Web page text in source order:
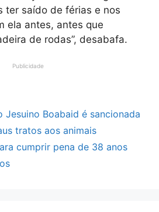
ter saído de férias e nos
ela antes, antes que
de rodas”, desabafa.
Publicidade
Jesuino Boabaid é sancionada
tratos aos animais
cumprir pena de 38 anos